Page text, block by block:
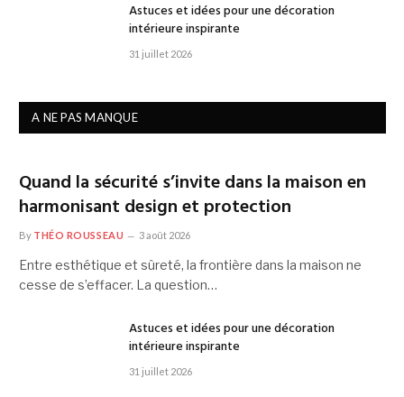
Astuces et idées pour une décoration
intérieure inspirante
31 juillet 2026
A NE PAS MANQUE
Quand la sécurité s’invite dans la maison en
harmonisant design et protection
By THÉO ROUSSEAU 3 août 2026
Entre esthétique et sûreté, la frontière dans la maison ne
cesse de s’effacer. La question…
Astuces et idées pour une décoration
intérieure inspirante
31 juillet 2026